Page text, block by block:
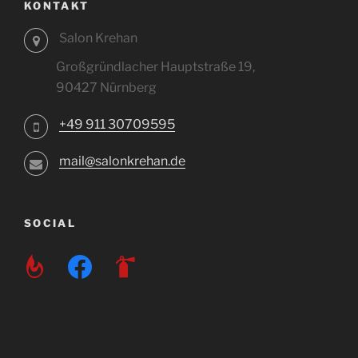
KONTAKT
Salon Krehan
Großgründlacher Hauptstraße 19,
90427 Nürnberg
+49 911 30709595
mail@salonkrehan.de
SOCIAL
feedburnerfacebook fire-
extinguisher